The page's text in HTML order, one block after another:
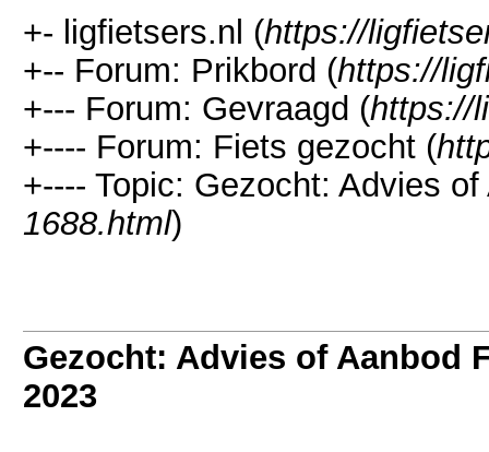
+- ligfietsers.nl (https://
+-- Forum: Prikbord (https://
+--- Forum: Gevraagd (https://
+---- Forum: Fiets gezocht (
+---- Topic: Gezocht: Advies
1688.html)
Gezocht: Advies of Aanbod
2023